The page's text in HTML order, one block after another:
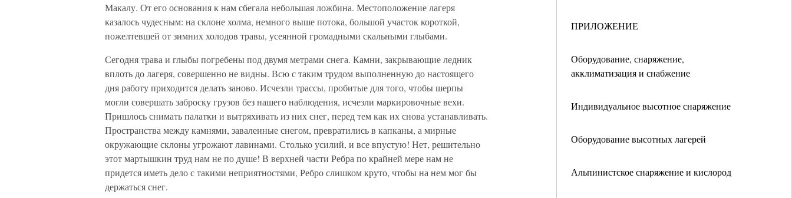
ПРИЛОЖЕНИЕ
Оборудование, снаряжение,
акклиматизация и снабжение
Индивидуальное высотное снаряжение
Оборудование высотных лагерей
Альпинистское снаряжение и кислород
Макалу. От его основания к нам сбегала небольшая ложбина. Местоположение лагеря
казалось чудесным: на склоне холма, немного выше потока, большой участок короткой,
пожелтевшей от зимних холодов травы, усеянной громадными скальными глыбами.
Сегодня трава и глыбы погребены под двумя метрами снега. Камни, закрывающие ледник
вплоть до лагеря, совершенно не видны. Всю с таким трудом выполненную до настоящего
дня работу приходится делать заново. Исчезли трассы, пробитые для того, чтобы шерпы
могли совершать заброску грузов без нашего наблюдения, исчезли маркировочные вехи.
Пришлось снимать палатки и вытряхивать из них снег, перед тем как их снова устанавливать.
Пространства между камнями, заваленные снегом, превратились в капканы, а мирные
окружающие склоны угрожают лавинами. Столько усилий, и все впустую! Нет, решительно
этот мартышкин труд нам не по душе! В верхней части Ребра по крайней мере нам не
придется иметь дело с такими неприятностями, Ребро слишком круто, чтобы на нем мог бы
держаться снег.